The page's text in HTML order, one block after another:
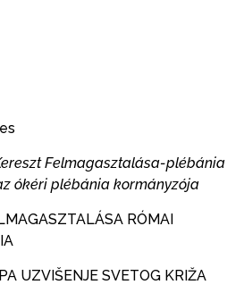
Felmagasztalása-plébánia
ókéri plébánia kormányzója
RÓMAI
UZVIŠENJE SVETOG KRIŽA